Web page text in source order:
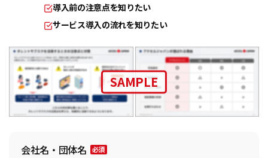
導入前の注意点を知りたい
サービス導入の流れを知りたい
SAMPLE
会社名・団体名